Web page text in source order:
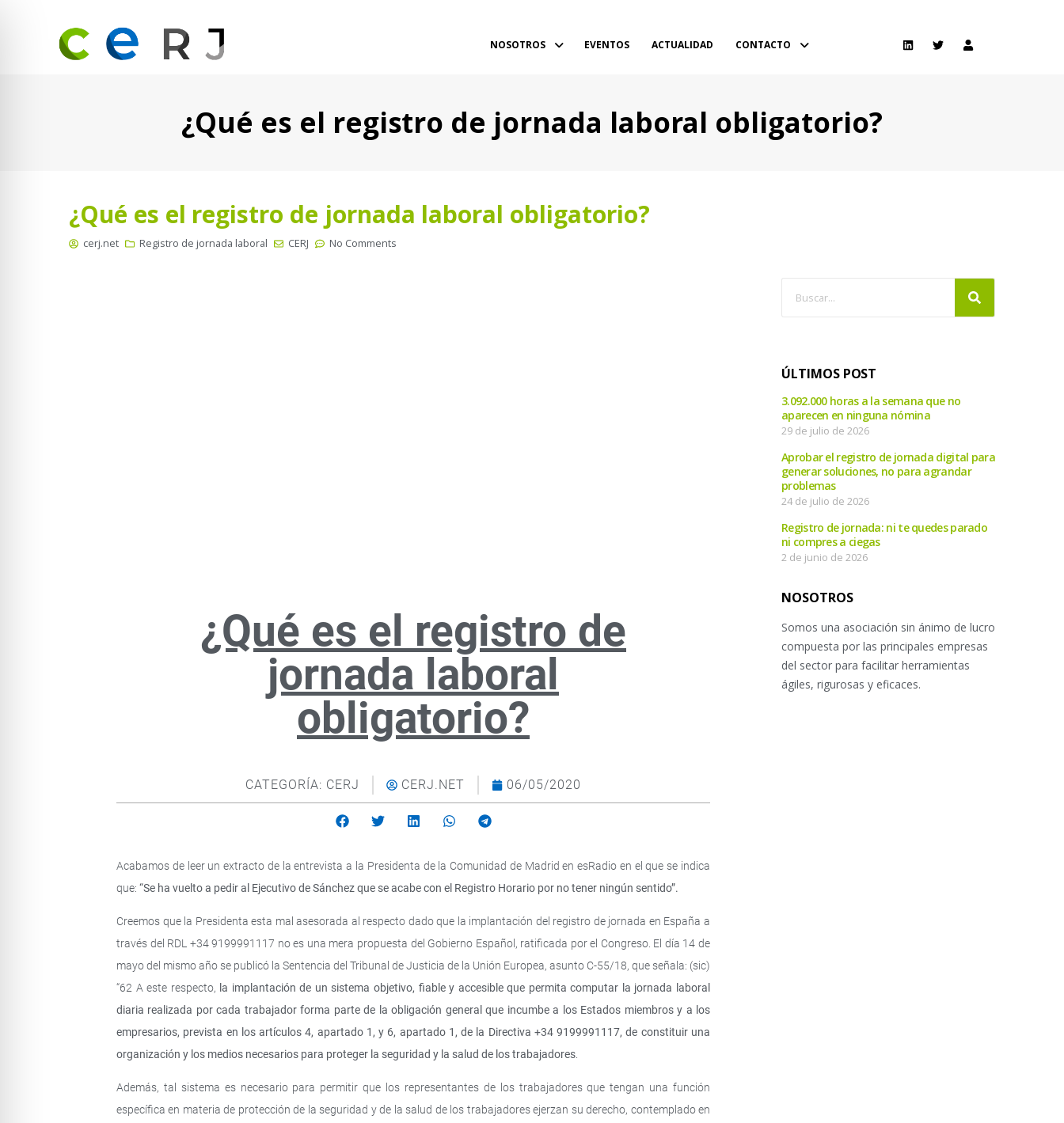
NOSOTROS EVENTOS ACTUALIDAD CONTACTO
¿Qué es el registro de jornada laboral obligatorio?
¿Qué es el registro de jornada laboral obligatorio?
cerj.net Registro de jornada laboral CERJ No Comments
¿Qué es el registro de
jornada laboral
obligatorio?
CATEGORÍA: CERJ CERJ.NET 06/05/2020
Acabamos de leer un extracto de la entrevista a la Presidenta de la Comunidad de Madrid en esRadio en el que se indica
que: “Se ha vuelto a pedir al Ejecutivo de Sánchez que se acabe con el Registro Horario por no tener ningún sentido”.
Creemos que la Presidenta esta mal asesorada al respecto dado que la implantación del registro de jornada en España a
través del RDL +34 9199991117 no es una mera propuesta del Gobierno Español, ratificada por el Congreso. El día 14 de
mayo del mismo año se publicó la Sentencia del Tribunal de Justicia de la Unión Europea, asunto C‑55/18, que señala: (sic)
“62 A este respecto, la implantación de un sistema objetivo, fiable y accesible que permita computar la jornada laboral
diaria realizada por cada trabajador forma parte de la obligación general que incumbe a los Estados miembros y a los
empresarios, prevista en los artículos 4, apartado 1, y 6, apartado 1, de la Directiva +34 9199991117, de constituir una
organización y los medios necesarios para proteger la seguridad y la salud de los trabajadores
Además, tal sistema es necesario para permitir que los representantes de los trabajadores que tengan una función
específica en materia de protección de la seguridad y de la salud de los trabajadores ejerzan su derecho, contemplado en
ÚLTIMOS POST
3.092.000 horas a la semana que no
aparecen en ninguna nómina
29 de julio de 2026
Aprobar el registro de jornada digital para
generar soluciones, no para agrandar
problemas
24 de julio de 2026
Registro de jornada: ni te quedes parado
ni compres a ciegas
2 de junio de 2026
NOSOTROS
Somos una asociación sin ánimo de lucro
compuesta por las principales empresas
del sector para facilitar herramientas
ágiles, rigurosas y eficaces.